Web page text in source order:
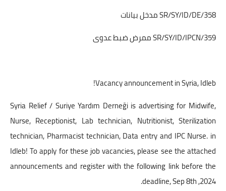
SR/SY/ID/DE/358 مدخل بيانات
SR/SY/ID/IPCN/359 ممرض ضبط عدوى
Vacancy announcement in Syria, Idleb!
Syria Relief / Suriye Yardım Derneği is advertising for Midwife,
Nurse, Receptionist, Lab technician, Nutritionist, Sterilization
technician, Pharmacist technician, Data entry and IPC Nurse. in
Idleb! To apply for these job vacancies, please see the attached
announcements and register with the following link before the
deadline, Sep 8th ,2024.